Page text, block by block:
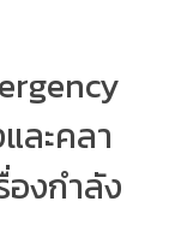
ละคลา
องกำลัง